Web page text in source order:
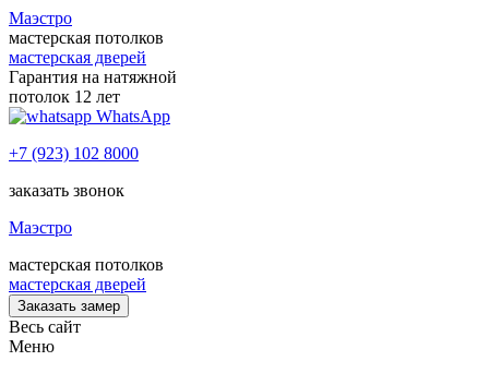
Маэстро
мастерская потолков
мастерская дверей
Гарантия на натяжной
потолок 12 лет
WhatsApp
+7 (923) 102 8000
заказать звонок
Маэстро
мастерская потолков
мастерская дверей
Заказать замер
Весь сайт
Меню